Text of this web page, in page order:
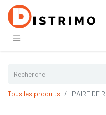
Tous les produits PAIRE DE